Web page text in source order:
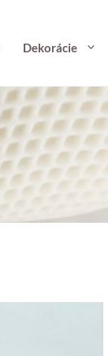
Dekorácie